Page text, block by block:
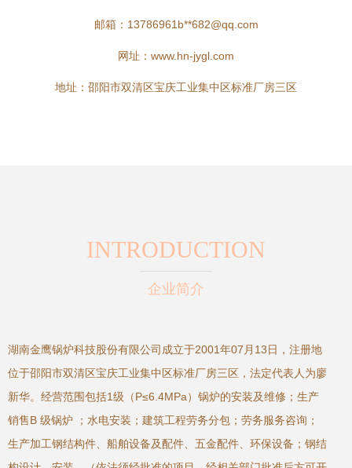
邮箱：13786961b**682@qq.com
网址： www.hn-jygl.com
地址：邵阳市双清区宝庆工业集中区标准厂房三区
INTRODUCTION
企业简介
湖南金鹰锅炉科技股份有限公司成立于2001年07月13日，注册地
位于邵阳市双清区宝庆工业集中区标准厂房三区，法定代表人为廖
新华。经营范围包括1级（P≤6.4MPa）锅炉的安装及维修；生产
销售B 级锅炉 ；水电安装；建筑工程劳务分包；劳务服务咨询；
生产加工钢结构件、船舶设备及配件、五金配件、环保设备；钢结